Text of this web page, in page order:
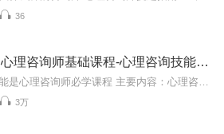
36
奇才心理|心理咨询师基础课程-心理咨询技能精讲
3万